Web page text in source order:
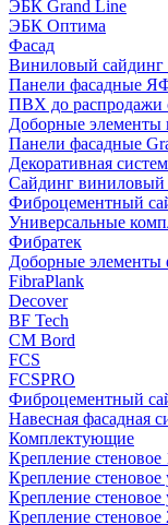
ЭБК Grand Line
ЭБК Оптима
Фасад
Виниловый сайдинг
Панели фасадные
ПВХ до распродажи
Доборные элементы
Панели фасадные
Декоративная
Сайдинг виниловый
Фиброцементный
Универсальные
Фибратек
Доборные элементы
FibraPlank
Decover
BF Tech
CM Bord
FCS
FCSPRO
Фиброцементный
Навесная фасадная
Комплектующие
Крепление
Крепление
Крепление
Крепление